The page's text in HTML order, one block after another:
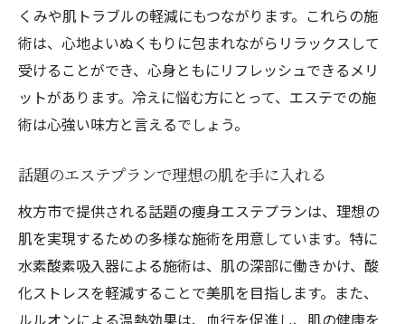
くみや肌トラブルの軽減にもつながります。これらの施
術は、心地よいぬくもりに包まれながらリラックスして
受けることができ、心身ともにリフレッシュできるメリ
ットがあります。冷えに悩む方にとって、エステでの施
術は心強い味方と言えるでしょう。
話題のエステプランで理想の肌を手に入れる
枚方市で提供される話題の痩身エステプランは、理想の
肌を実現するための多様な施術を用意しています。特に
水素酸素吸入器による施術は、肌の深部に働きかけ、酸
化ストレスを軽減することで美肌を目指します。また、
ルルオンによる温熱効果は、血行を促進し、肌の健康を